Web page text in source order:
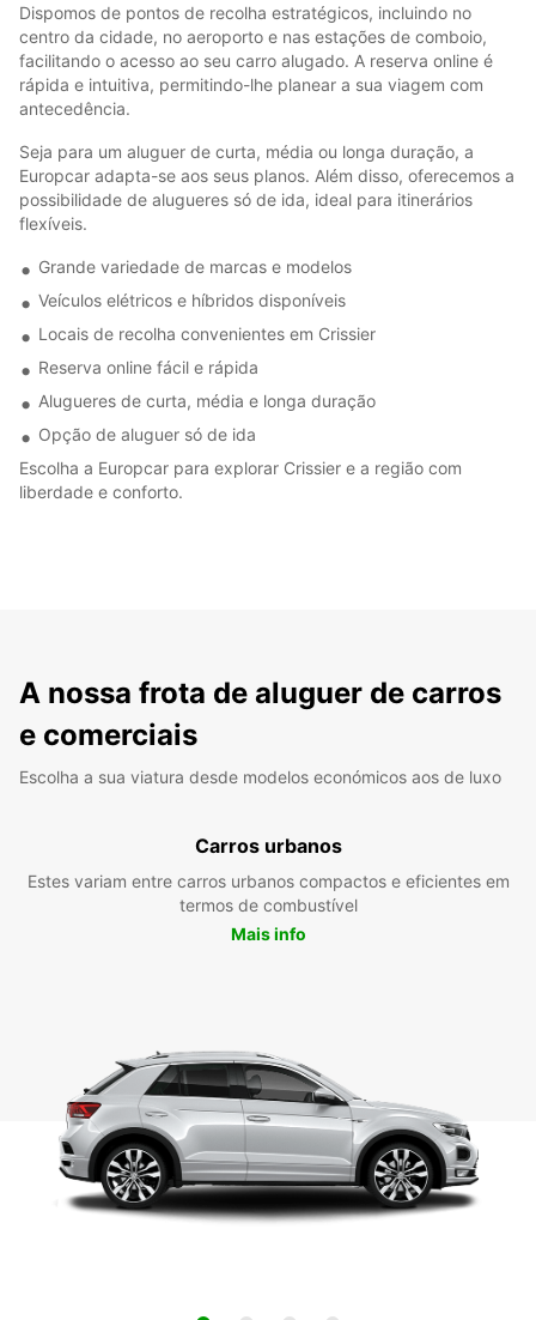
Dispomos de pontos de recolha estratégicos, incluindo no
centro da cidade, no aeroporto e nas estações de comboio,
facilitando o acesso ao seu carro alugado. A reserva online é
rápida e intuitiva, permitindo-lhe planear a sua viagem com
antecedência.
Seja para um aluguer de curta, média ou longa duração, a
Europcar adapta-se aos seus planos. Além disso, oferecemos a
possibilidade de alugueres só de ida, ideal para itinerários
flexíveis.
Grande variedade de marcas e modelos
Veículos elétricos e híbridos disponíveis
Locais de recolha convenientes em Crissier
Reserva online fácil e rápida
Alugueres de curta, média e longa duração
Opção de aluguer só de ida
Escolha a Europcar para explorar Crissier e a região com
liberdade e conforto.
A nossa frota de aluguer de carros
e comerciais
Escolha a sua viatura desde modelos económicos aos de luxo
Carros urbanos
Estes variam entre carros urbanos compactos e eficientes em
termos de combustível
Mais info